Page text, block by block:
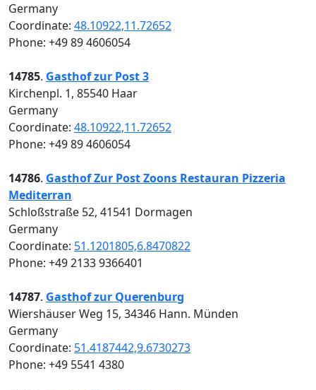
Germany
Coordinate: 48.10922,11.72652
Phone: +49 89 4606054
14785. Gasthof zur Post 3
Kirchenpl. 1, 85540 Haar
Germany
Coordinate: 48.10922,11.72652
Phone: +49 89 4606054
14786. Gasthof Zur Post Zoons Restauran Pizzeria
Mediterran
Schloßstraße 52, 41541 Dormagen
Germany
Coordinate: 51.1201805,6.8470822
Phone: +49 2133 9366401
14787. Gasthof zur Querenburg
Wiershäuser Weg 15, 34346 Hann. Münden
Germany
Coordinate: 51.4187442,9.6730273
Phone: +49 5541 4380